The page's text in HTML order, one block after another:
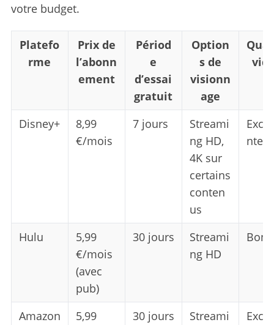
votre budget.
Platefo
rme
Prix de
l’abonn
ement
Périod
e
d’essai
gratuit
Option
s de
visionn
age
Disney+
8,99
€/mois
7 jours
Streami
ng HD,
4K sur
certains
conten
us
nte
Hulu
5,99
€/mois
(avec
pub)
30 jours
Streami
ng HD
Amazon
5,99
30 jours
Streami